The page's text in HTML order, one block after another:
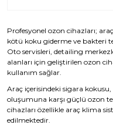
Profesyonel ozon cihazları;
kötü koku giderme ve bakteri
Oto servisleri, detailing
alanları için geliştirilen ozon
kullanım sağlar.
Araç içerisindeki sigara
oluşumuna karşı güçlü ozon
cihazları özellikle araç klima
edilmektedir.